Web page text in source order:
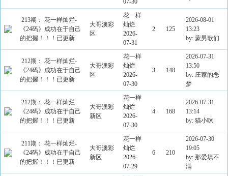
07-30
213期： 花一样灿烂-
《24码》成功在于自己
的把握！！！已更新
大哥澳彩
区
花一样
灿烂
2026-
07-31
2 125
2026-08-01
13:23
by: 蒙男歌们
212期： 花一样灿烂-
《24码》成功在于自己
的把握！！！已更新
大哥澳彩
区
花一样
灿烂
2026-
07-30
3 148
2026-07-31
13:50
by: 庄家的恶
梦
212期： 花一样灿烂-
《24码》成功在于自己
的把握！！！已更新
大哥澳彩
新区
花一样
灿烂
2026-
07-30
4 168
2026-07-31
13:14
by: 猫小咪
211期： 花一样灿烂-
《24码》成功在于自己
的把握！！！已更新
大哥澳彩
新区
花一样
灿烂
2026-
07-29
6 210
2026-07-30
19:05
by: 那爱填不
满